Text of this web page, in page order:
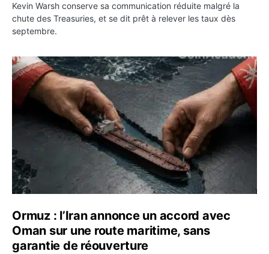
Kevin Warsh conserve sa communication réduite malgré la
chute des Treasuries, et se dit prêt à relever les taux dès
septembre.
Ormuz : l’Iran annonce un accord avec Oman sur une
Ormuz : l’Iran annonce un accord avec
Oman sur une route maritime, sans
garantie de réouverture